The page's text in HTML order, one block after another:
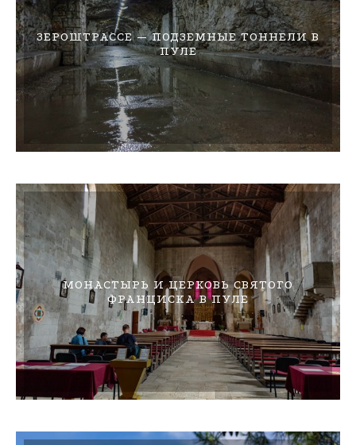
ЗЕРОШТРАССЕ — ПОДЗЕМНЫЕ ТОННЕЛИ В
ПУЛЕ
МОНАСТЫРЬ И ЦЕРКОВЬ СВЯТОГО
ФРАНЦИСКА В ПУЛЕ